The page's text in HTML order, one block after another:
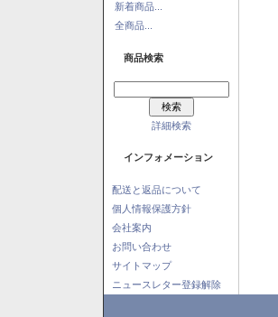
新着商品...
全商品...
商品検索
詳細検索
インフォメーション
配送と返品について
個人情報保護方針
会社案内
お問い合わせ
サイトマップ
ニュースレター登録解除